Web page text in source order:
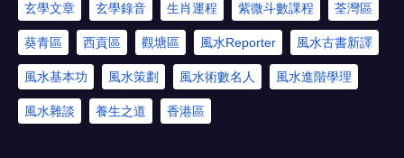
玄學文章 玄學錄音 生肖運程 紫微斗數課程 荃灣區
葵青區 西貢區 觀塘區 風水Reporter 風水古書新譯
風水基本功 風水策劃 風水術數名人 風水進階學理
風水雜談 養生之道 香港區